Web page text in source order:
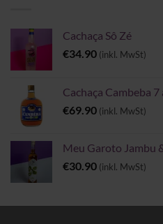
Cachaça Sô Zé
€34.90 (inkl. MwSt)
Cachaça Cambeba 7
€69.90 (inkl. MwSt)
Meu Garoto Jambu
€30.90 (inkl. MwSt)